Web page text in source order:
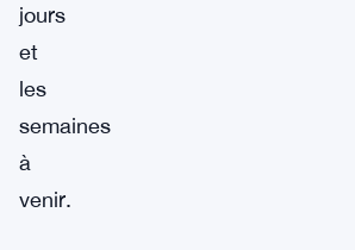
jours
et
les
semaines
à
venir.